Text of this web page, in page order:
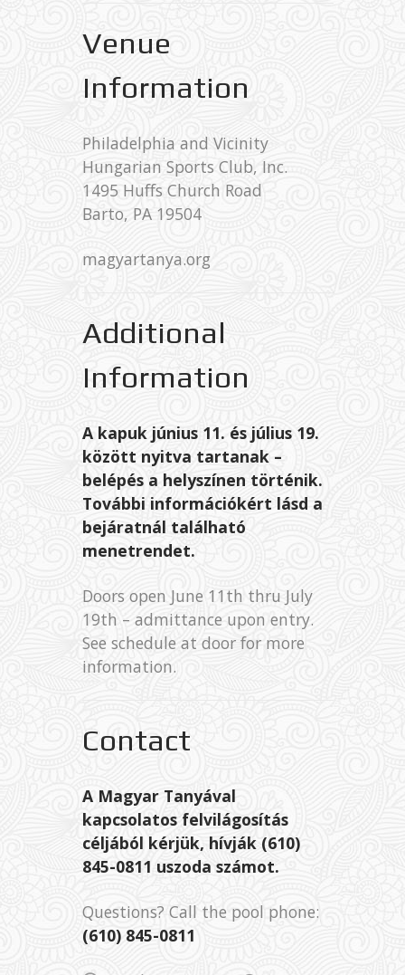
Venue
Information
Philadelphia and Vicinity
Hungarian Sports Club, Inc.
1495 Huffs Church Road
Barto, PA 19504
magyartanya.org
Additional
Information
A kapuk június 11. és július 19.
között nyitva tartanak –
belépés a helyszínen történik.
További információkért lásd a
bejáratnál található
menetrendet.
Doors open June 11th thru July
19th – admittance upon entry.
See schedule at door for more
information.
Contact
A Magyar Tanyával
kapcsolatos felvilágosítás
céljából kérjük, hívják (610)
845-0811 uszoda számot.
Questions? Call the pool phone:
(610) 845-0811